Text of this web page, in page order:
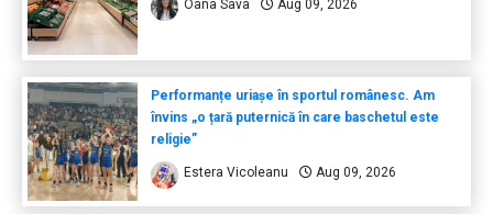
Oana Sava Aug 09, 2026
Performanțe uriașe în sportul românesc. Am
învins „o țară puternică în care baschetul este
religie”
Estera Vicoleanu Aug 09, 2026